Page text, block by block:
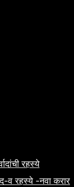
रहस्ये
व रहस्ये -नवा करार